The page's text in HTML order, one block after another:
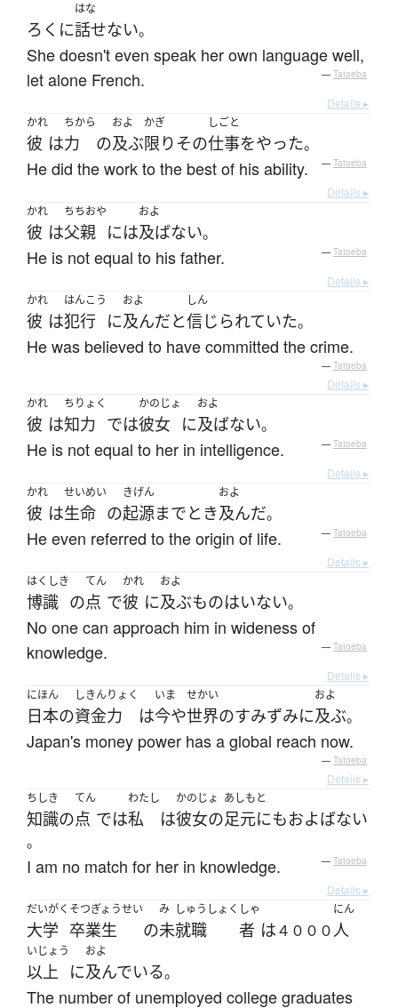
ろくに
はな
話せない。
She doesn't even speak her own language well,
let alone French.
— Tatoeba
Details ▸
かれ
彼 は
ちから
力 の
およ
及ぶ
かぎ
限りその
しごと
仕事をやった。
He did the work to the best of his ability. — Tatoeba
Details ▸
かれ
彼 は
ちちおや
父親 には
およ
及ばない。
He is not equal to his father. — Tatoeba
Details ▸
かれ
彼 は
はんこう
犯行 に
およ
及んだと
しん
信じられていた。
He was believed to have committed the crime.
— Tatoeba
Details ▸
かれ
彼 は
ちりょく
知力 では
かのじょ
彼女 に
およ
及ばない。
He is not equal to her in intelligence. — Tatoeba
Details ▸
かれ
彼 は
せいめい
生命 の
きげん
起源までとき
およ
及んだ。
He even referred to the origin of life. — Tatoeba
Details ▸
はくしき
博識 の
てん
点 で
かれ
彼 に
およ
及ぶものはいない。
No one can approach him in wideness of
knowledge.
— Tatoeba
Details ▸
にほん
日本の
しきん
資金
りょく
力 は
いま
今や
せかい
世界のすみずみに
およ
及ぶ。
Japan's money power has a global reach now.
— Tatoeba
Details ▸
ちしき
知識の
てん
点 では
わたし
私 は
かのじょ
彼女の
あしもと
足元にもおよばない
。
I am no match for her in knowledge. — Tatoeba
Details ▸
だいがく
大学
そつぎょうせい
卒業生 の
み
未
しゅうしょく
就職
しゃ
者 は４０００
にん
人
いじょう
以上 に
およ
及んでいる。
The number of unemployed college graduates